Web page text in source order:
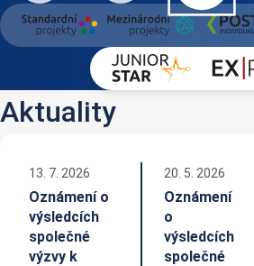
Aktuality
13. 7. 2026
Oznámení o
výsledcích
společné
výzvy k
20. 5. 2026
Oznámení
o
výsledcích
společné